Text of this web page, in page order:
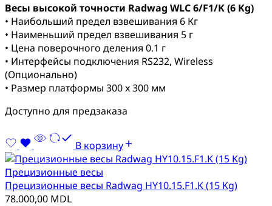
Весы высокой точности Radwag WLC 6/F1/K (6 Kg)
• Наибольший предел взвешивания 6 Кг
• Наименьший предел взвешивания 5 г
• Цена поверочного деления 0.1 г
• Интерфейсы подключения RS232, Wireless
(Опционально)
• Размер платформы 300 x 300 мм
Доступно для предзаказа
В корзину
Прецизионные весы
Прецизионные весы Radwag HY10.15.F1.K (15 Kg)
78.000,00 MDL